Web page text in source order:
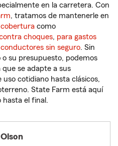
en la carretera. Con
, tratamos de mantenerle en
como
choques, para gastos
sin seguro. Sin
su presupuesto, podemos
se adapte a sus
uso cotidiano hasta clásicos,
State Farm está aquí
hasta el final.